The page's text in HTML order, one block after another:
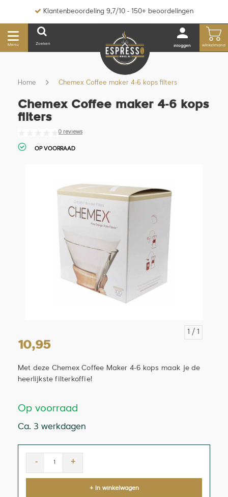
Klantenbeoordeling 9,7/10 - 150+ beoordelingen
Menu Zoeken inloggen winkelmand
Home Chemex Coffee maker 4-6 kops filters
Chemex Coffee maker 4-6 kops
filters
0 reviews
OP VOORRAAD
1 / 1
10,95
Met deze Chemex Coffee Maker 4-6 kops maak je de
heerlijkste filterkoffie!
Op voorraad
Ca. 3 werkdagen
- +
+ In winkelwagen